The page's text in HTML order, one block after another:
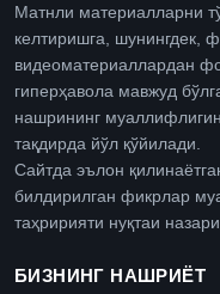
Матнли материалларни
келтиришга, шунингдек,
видеоматериаллардан
гиперҳавола мавжуд
нашрининг
тақдирда йўл қўйилади.
Сайтда эълон
билдирилган фикрлар
таҳририяти нуқтаи
БИЗНИНГ НАШРИЁТ